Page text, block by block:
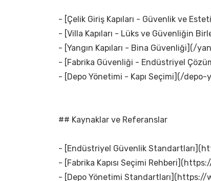
- [Çelik Giriş Kapıları - Güvenlik ve
- [Villa Kapıları - Lüks ve Güvenliğin
- [Yangın Kapıları - Bina Güvenliği](/
- [Fabrika Güvenliği - Endüstriyel
- [Depo Yönetimi - Kapı Seçimi](/depo-
## Kaynaklar ve Referanslar
- [Endüstriyel Güvenlik
- [Fabrika Kapısı Seçimi
- [Depo Yönetimi Standartları](https://